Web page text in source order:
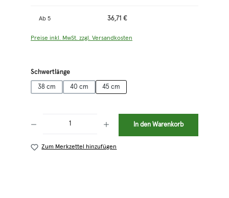
Ab 5 36,71 €
Preise inkl. MwSt. zzgl. Versandkosten
Schwertlängeauswählen
38 cm 40 cm 45 cm
In den Warenkorb
Zum Merkzettel hinzufügen